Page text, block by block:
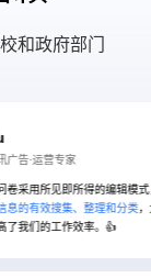
和政府部门
营专家
见即所得的编辑模式，
搜集、整理和分类，大
工作效率。👍